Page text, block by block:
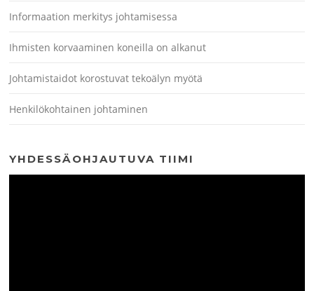
Informaation merkitys johtamisessa
Ihmisten korvaaminen koneilla on alkanut
Johtamistaidot korostuvat tekoälyn myötä
Henkilökohtainen johtaminen
YHDESSÄOHJAUTUVA TIIMI